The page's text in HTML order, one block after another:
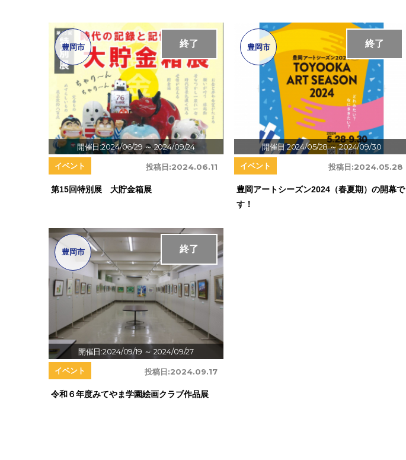
開催日:2024/06/29 ～ 2024/09/24
終了
豊岡市
投稿日:2024.06.11
イベント
第15回特別展 大貯金箱展
開催日:2024/05/28～ 2024/09/30
終了
豊岡市
投稿日:2024.05.28
イベント
豊岡アートシーズン2024（春夏期）の開幕で
す！
開催日:2024/09/19 ～ 2024/09/27
終了
豊岡市
投稿日:2024.09.17
イベント
令和６年度みてやま学園絵画クラブ作品展